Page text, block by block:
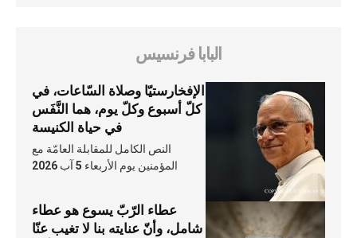
البابا فرنسيس
الإفخارستيّا وصلاة السّاعات، في
كلّ أسبوع وكلّ يوم، هما النَّفَس
في حياة الكنيسة
النص الكامل للمقابلة العامّة مع
المؤمنين يوم الأربعاء 5 آب 2026
عطاء الرّبّ يسوع هو عطاء
شامل، وأنّ عنايته بنا لا تغيب عنّا